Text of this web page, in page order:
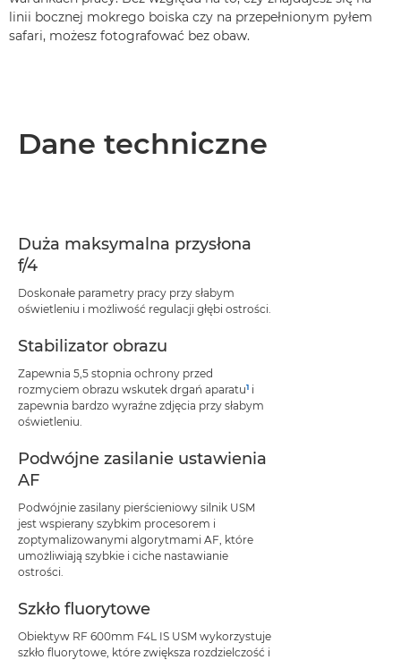
linii bocznej mokrego boiska czy na przepełnionym pyłem
safari, możesz fotografować bez obaw.
Dane techniczne
Duża maksymalna przysłona
f/4
Doskonałe parametry pracy przy słabym
oświetleniu i możliwość regulacji głębi ostrości.
Stabilizator obrazu
Zapewnia 5,5 stopnia ochrony przed
rozmyciem obrazu wskutek drgań aparatu1 i
zapewnia bardzo wyraźne zdjęcia przy słabym
oświetleniu.
Podwójne zasilanie ustawienia
AF
Podwójnie zasilany pierścieniowy silnik USM
jest wspierany szybkim procesorem i
zoptymalizowanymi algorytmami AF, które
umożliwiają szybkie i ciche nastawianie
ostrości.
Szkło fluorytowe
Obiektyw RF 600mm F4L IS USM wykorzystuje
szkło fluorytowe, które zwiększa rozdzielczość i